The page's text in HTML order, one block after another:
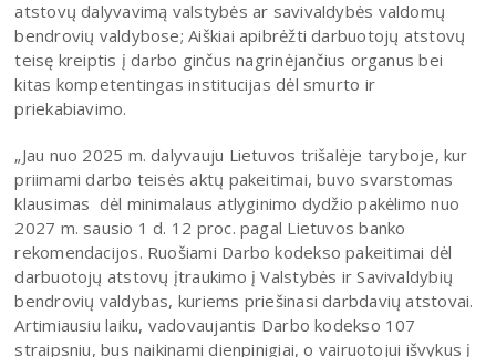
atstovų dalyvavimą valstybės ar savivaldybės valdomų
bendrovių valdybose; Aiškiai apibrėžti darbuotojų atstovų
teisę kreiptis į darbo ginčus nagrinėjančius organus bei
kitas kompetentingas institucijas dėl smurto ir
priekabiavimo.
„Jau nuo 2025 m. dalyvauju Lietuvos trišalėje taryboje, kur
priimami darbo teisės aktų pakeitimai, buvo svarstomas
klausimas dėl minimalaus atlyginimo dydžio pakėlimo nuo
2027 m. sausio 1 d. 12 proc. pagal Lietuvos banko
rekomendacijos. Ruošiami Darbo kodekso pakeitimai dėl
darbuotojų atstovų įtraukimo į Valstybės ir Savivaldybių
bendrovių valdybas, kuriems priešinasi darbdavių atstovai.
Artimiausiu laiku, vadovaujantis Darbo kodekso 107
straipsniu, bus naikinami dienpinigiai, o vairuotojui išvykus į